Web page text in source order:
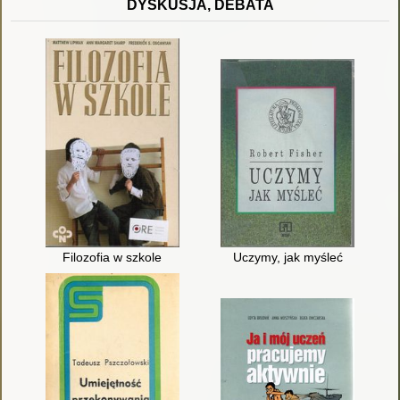
DYSKUSJA, DEBATA
Filozofia w szkole Uczymy, jak myśleć